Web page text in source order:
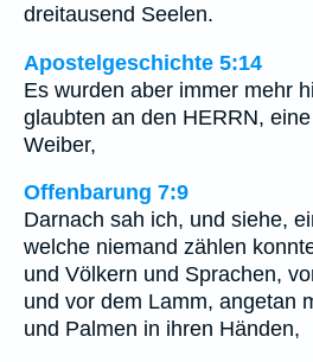
dreitausend Seelen.
Apostelgeschichte 5:14
Es wurden aber immer mehr
glaubten an den HERRN,
Weiber,
Offenbarung 7:9
Darnach sah ich, und siehe,
welche niemand zählen
und Völkern und Sprachen,
und vor dem Lamm, angetan
und Palmen in ihren Händen,